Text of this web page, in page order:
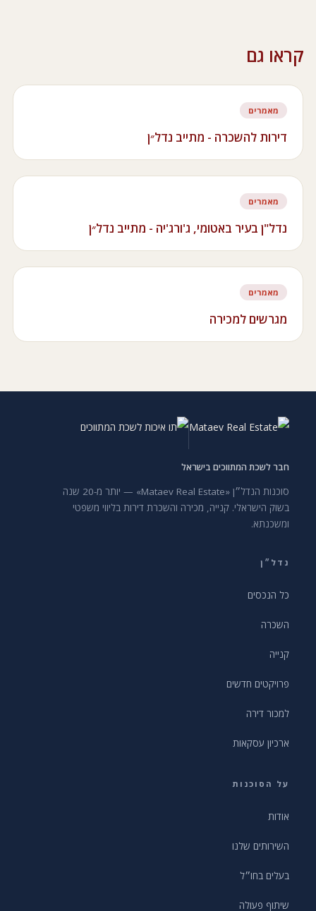
קראו גם
מאמרים
דירות להשכרה - מתייב נדל״ן
מאמרים
נדל"ן בעיר באטומי, ג'ורג'יה - מתייב נדל״ן
מאמרים
מגרשים למכירה
חבר לשכת המתווכים בישראל
סוכנות הנדל״ן «Mataev Real Estate» — יותר מ-20 שנה
בשוק הישראלי. קנייה, מכירה והשכרת דירות בליווי משפטי
ומשכנתא.
נדל״ן
כל הנכסים
השכרה
קנייה
פרויקטים חדשים
למכור דירה
ארכיון עסקאות
על הסוכנות
אודות
השירותים שלנו
בעלים בחו״ל
שיתוף פעולה